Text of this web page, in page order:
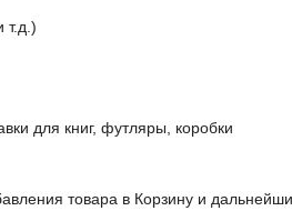
т.д.)
для книг, футляры, коробки
товара в Корзину и